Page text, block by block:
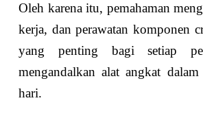
Oleh karena itu, pemahaman
kerja, dan perawatan komponen
yang penting bagi setiap
mengandalkan alat angkat
hari.